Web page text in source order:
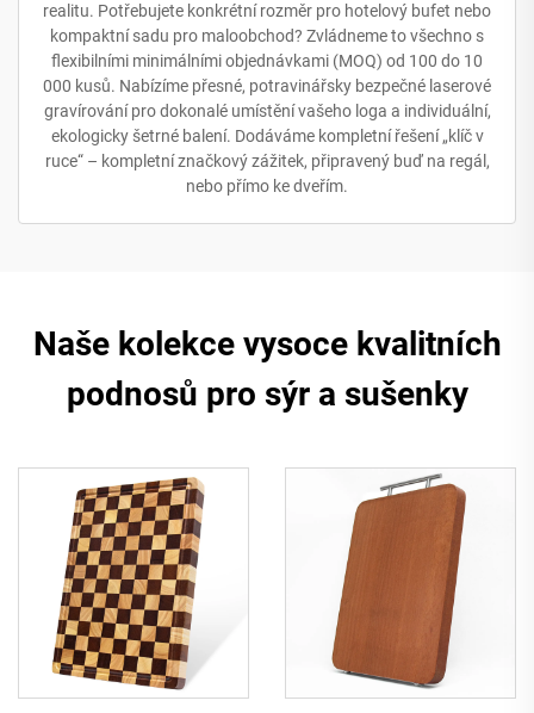
realitu. Potřebujete konkrétní rozměr pro hotelový bufet nebo
kompaktní sadu pro maloobchod? Zvládneme to všechno s
flexibilními minimálními objednávkami (MOQ) od 100 do 10
000 kusů. Nabízíme přesné, potravinářsky bezpečné laserové
gravírování pro dokonalé umístění vašeho loga a individuální,
ekologicky šetrné balení. Dodáváme kompletní řešení „klíč v
ruce“ – kompletní značkový zážitek, připravený buď na regál,
nebo přímo ke dveřím.
Naše kolekce vysoce kvalitních
podnosů pro sýr a sušenky